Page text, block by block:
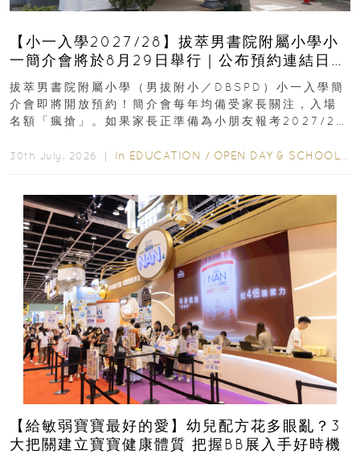
【小一入學2027/28】拔萃男書院附屬小學小
一簡介會將於8月29日舉行｜公布預約連結日期
｜更設有網上重溫
拔萃男書院附屬小學（男拔附小／DBSPD）小一入學簡
介會即將開放預約！簡介會每年均備受家長關注，入場
名額「瘋搶」。如果家長正準備為小朋友報考2027/28
30th July, 2026 ｜ In EDUCATION / OPEN DAY & SCHOOL EVENTS
【給敏弱寶寶最好的愛】幼兒配方花多眼亂？3
大把關建立寶寶健康體質 把握BB展入手好時機